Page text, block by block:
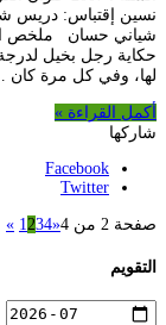
نسين إقتباس: دريس
شياني حسان ملخص
حكاية رجل بخيل
لها، وفي كل مرة كان
أكمل القراءة »
شاركها
Facebook
Twitter
صفحة 2 من 4 «
1234
»
التقويم